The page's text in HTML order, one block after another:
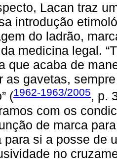
Lacan traz
introdução
do ladrão,
medicina legal.
que acaba de
as gavetas,
(1962-1963/2005, p.
com os
de marca
para si a posse de
no